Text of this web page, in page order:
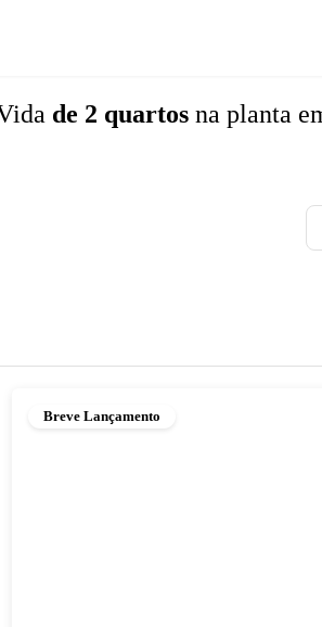
de 2 quartos na planta
Breve Lançamento